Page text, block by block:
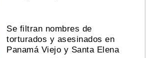
Se filtran nombres de
torturados y asesinados en
Panamá Viejo y Santa Elena